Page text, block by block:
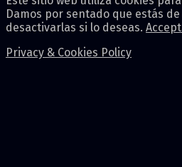
Damos por sentado que estás
desactivarlas si lo deseas.
Privacy & Cookies Policy